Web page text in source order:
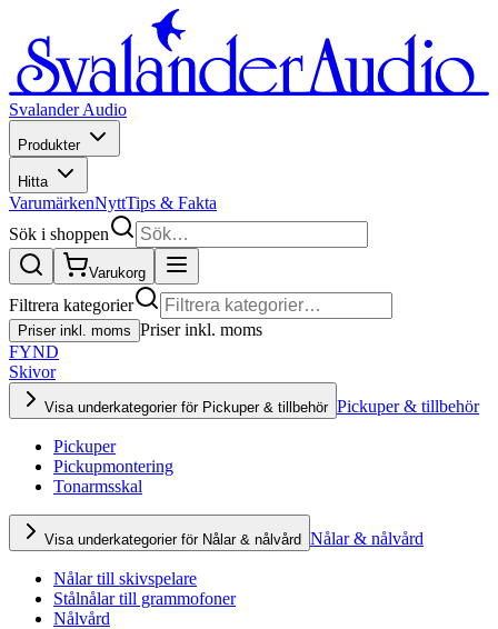
Svalander Audio
Produkter
Hitta
VarumärkenNyttTips & Fakta
Sök i shoppen
Varukorg
Filtrera kategorier
Priser inkl. moms Priser inkl. moms
FYND
Skivor
Visa underkategorier för Pickuper & tillbehör Pickuper & tillbehör
Pickuper
Pickupmontering
Tonarmsskal
Visa underkategorier för Nålar & nålvård Nålar & nålvård
Nålar till skivspelare
Stålnålar till grammofoner
Nålvård